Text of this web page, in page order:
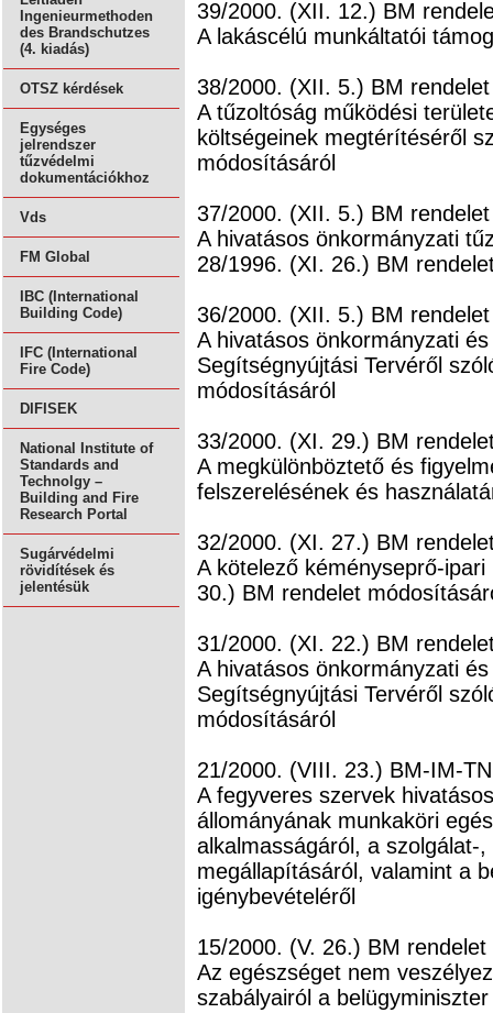
Ingenieurmethoden
des Brandschutzes
(4. kiadás)
OTSZ kérdések
Egységes
jelrendszer
tűzvédelmi
dokumentációkhoz
Vds
FM Global
IBC (International
Building Code)
IFC (International
Fire Code)
DIFISEK
National Institute of
Standards and
Technolgy –
Building and Fire
Research Portal
Sugárvédelmi
rövidítések és
jelentésük
39/2000. (XII. 12.) BM
A lakáscélú munkáltatói
38/2000. (XII. 5.) BM rendelet
A tűzoltóság működési
költségeinek megtérítéséről
módosításáról
37/2000. (XII. 5.) BM rendelet
A hivatásos önkormányzati
28/1996. (XI. 26.) BM
36/2000. (XII. 5.) BM rendelet
A hivatásos önkormányzati
Segítségnyújtási Tervéről
módosításáról
33/2000. (XI. 29.) BM
A megkülönböztető és
felszerelésének és
32/2000. (XI. 27.) BM
A kötelező kéményseprő-
30.) BM rendelet
31/2000. (XI. 22.) BM
A hivatásos önkormányzati
Segítségnyújtási Tervéről
módosításáról
21/2000. (VIII. 23.) BM-IM-
A fegyveres szervek
állományának munkaköri
alkalmasságáról, a szolgálat-
megállapításáról, valamint a
igénybevételéről
15/2000. (V. 26.) BM rendelet
Az egészséget nem
szabályairól a